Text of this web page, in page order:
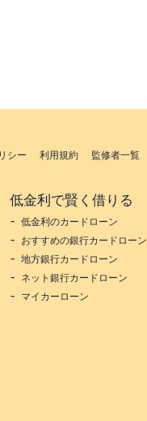
シー 利用規約 監修者一覧
低金利で賢く借りる
低金利のカードローン
おすすめの銀行カードローン
地方銀行カードローン
ネット銀行カードローン
マイカーローン